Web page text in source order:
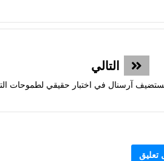
التالي
يستضيف آرسنال في اختبار حقيقي لطموحات
تعليق